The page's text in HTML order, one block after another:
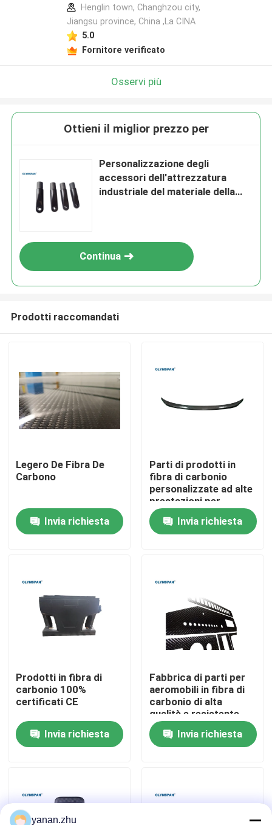
Casa.
Prodotti
Su di noi
Visita alla fabbrica
Contattaci
Notizie
Autoclave di AAC
produttore
Henglin town, Changhzou city,
Jiangsu province, China ,La CINA
5.0
Fornitore verificato
Osservi più
Ottieni il miglior prezzo per
Personalizzazione degli
accessori dell'attrezzatura
industriale del materiale della
Continua
Prodotti raccomandati
Legero De Fibra De
Carbono
Invia richiesta
Parti di prodotti in
fibra di carbonio
personalizzate ad alte
prestazioni per
l'industria medica e
automobilistica
Invia richiesta
Prodotti in fibra di
carbonio 100%
certificati CE
Invia richiesta
Fabbrica di parti per
aeromobili in fibra di
carbonio di alta
qualità e resistente
Invia richiesta
yanan.zhu